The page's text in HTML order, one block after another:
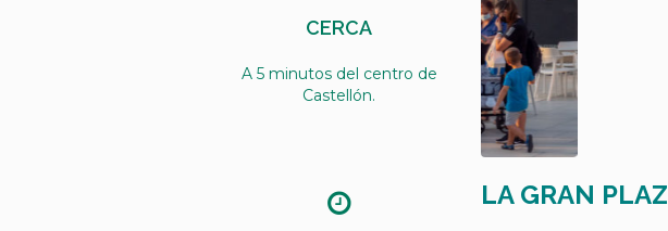
CERCA
A 5 minutos del centro de
Castellón.
LA GRAN